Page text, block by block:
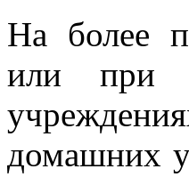
На более
или при
домашних